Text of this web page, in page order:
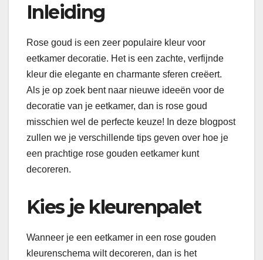
Inleiding
Rose goud is een zeer populaire kleur voor
eetkamer decoratie. Het is een zachte, verfijnde
kleur die elegante en charmante sferen creëert.
Als je op zoek bent naar nieuwe ideeën voor de
decoratie van je eetkamer, dan is rose goud
misschien wel de perfecte keuze! In deze blogpost
zullen we je verschillende tips geven over hoe je
een prachtige rose gouden eetkamer kunt
decoreren.
Kies je kleurenpalet
Wanneer je een eetkamer in een rose gouden
kleurenschema wilt decoreren, dan is het